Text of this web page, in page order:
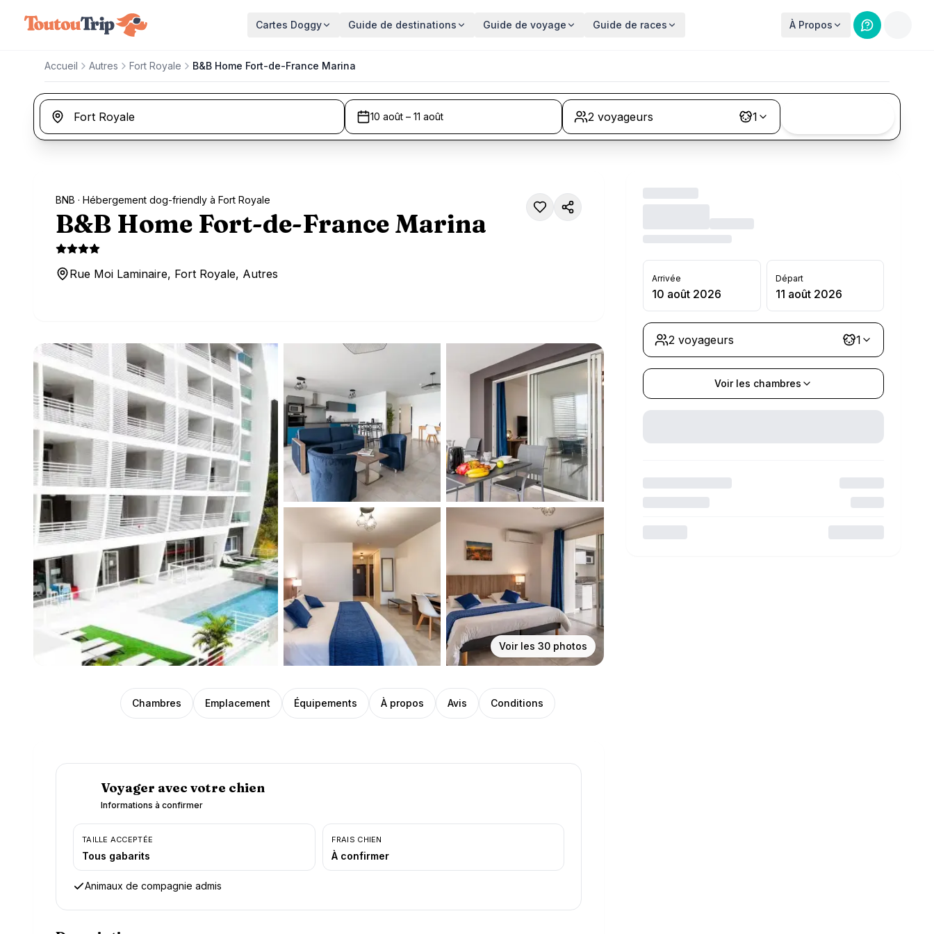
Cartes Doggy Guide de destinations Guide de voyage Guide de races À Propos
Accueil Autres Fort Royale B&B Home Fort-de-France Marina
10 août – 11 août 2 voyageurs 1
BNB · Hébergement dog-friendly à Fort Royale
B&B Home Fort-de-France Marina
Rue Moi Laminaire, Fort Royale, Autres
Voir les30 photos
Chambres Emplacement Équipements À propos Avis Conditions
Voyager avec votre chien
Informations à confirmer
TAILLE ACCEPTÉE
Tous gabarits
FRAIS CHIEN
À confirmer
Animaux de compagnie admis
Arrivée
10 août 2026
Départ
11 août 2026
2 voyageurs 1
Voir les chambres